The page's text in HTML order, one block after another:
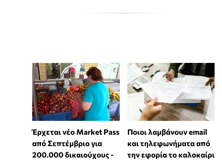
Έρχεται νέο Market Pass
από Σεπτέμβριο για
200.000 δικαιούχους -
Ποιοι λαμβάνουν email
και τηλεφωνήματα από
την εφορία το καλοκαίρι